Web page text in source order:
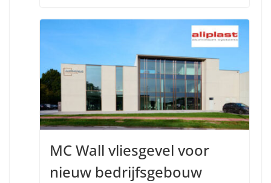
MC Wall vliesgevel voor
nieuw bedrijfsgebouw